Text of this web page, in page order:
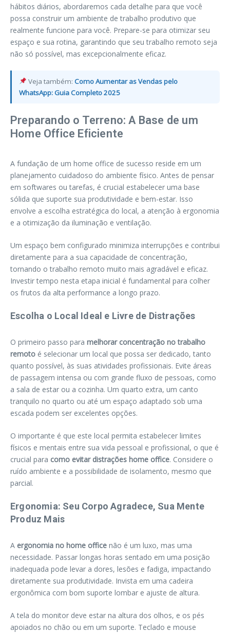
hábitos diários, abordaremos cada detalhe para que você
possa construir um ambiente de trabalho produtivo que
realmente funcione para você. Prepare-se para otimizar seu
espaço e sua rotina, garantindo que seu trabalho remoto seja
não só possível, mas excepcionalmente eficaz.
Veja também:Como Aumentar as Vendas pelo
WhatsApp: Guia Completo 2025
Preparando o Terreno: A Base de um
Home Office Eficiente
A fundação de um home office de sucesso reside em um
planejamento cuidadoso do ambiente físico. Antes de pensar
em softwares ou tarefas, é crucial estabelecer uma base
sólida que suporte sua produtividade e bem-estar. Isso
envolve a escolha estratégica do local, a atenção à ergonomia
e a otimização da iluminação e ventilação.
Um espaço bem configurado minimiza interrupções e contribui
diretamente para a sua capacidade de concentração,
tornando o trabalho remoto muito mais agradável e eficaz.
Investir tempo nesta etapa inicial é fundamental para colher
os frutos da alta performance a longo prazo.
Escolha o Local Ideal e Livre de Distrações
O primeiro passo para melhorar concentração no trabalho
remoto é selecionar um local que possa ser dedicado, tanto
quanto possível, às suas atividades profissionais. Evite áreas
de passagem intensa ou com grande fluxo de pessoas, como
a sala de estar ou a cozinha. Um quarto extra, um canto
tranquilo no quarto ou até um espaço adaptado sob uma
escada podem ser excelentes opções.
O importante é que este local permita estabelecer limites
físicos e mentais entre sua vida pessoal e profissional, o que é
crucial para como evitar distrações home office. Considere o
ruído ambiente e a possibilidade de isolamento, mesmo que
parcial.
Ergonomia: Seu Corpo Agradece, Sua Mente
Produz Mais
A ergonomia no home office não é um luxo, mas uma
necessidade. Passar longas horas sentado em uma posição
inadequada pode levar a dores, lesões e fadiga, impactando
diretamente sua produtividade. Invista em uma cadeira
ergonômica com bom suporte lombar e ajuste de altura.
A tela do monitor deve estar na altura dos olhos, e os pés
apoiados no chão ou em um suporte. Teclado e mouse